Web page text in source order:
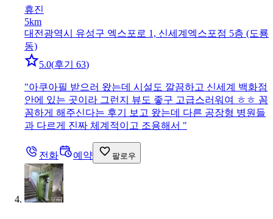
휴진
5km
대전광역시 유성구 엑스포로 1, 신세계엑스포점 5층 (도룡
동)
5.0(후기 63)
"아쿠아필 받으러 왔는데 시설도 깔끔하고 신세계 백화점
안에 있는 곳이라 그런지 뷰도 좋구 고급스러워여 ㅎㅎ 꼼
꼼하게 해주신다는 후기 보고 왔는데 다른 공장형 병원들
과 다르게 진짜 체계적이고 조용해서 "
전화 예약 팔로우